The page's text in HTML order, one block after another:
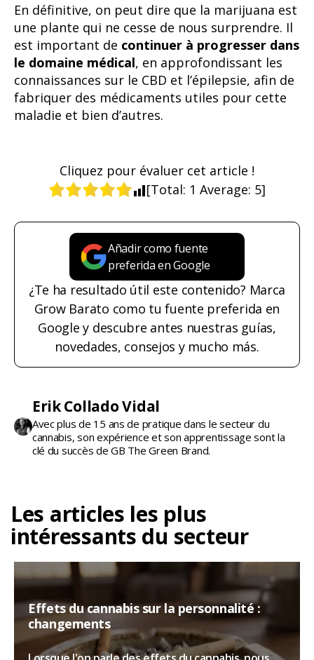
En définitive, on peut dire que la marijuana est
une plante qui ne cesse de nous surprendre. Il
est important de continuer à progresser dans
le domaine médical, en approfondissant les
connaissances sur le CBD et l’épilepsie, afin de
fabriquer des médicaments utiles pour cette
maladie et bien d’autres.
Cliquez pour évaluer cet article !
[Total: 1 Average: 5]
Añadir como fuente
preferida en Google
¿Te ha resultado útil este contenido? Marca
Grow Barato como tu fuente preferida en
Google y descubre antes nuestras guías,
novedades, consejos y mucho más.
Erik Collado Vidal
Avec plus de 15 ans de pratique dans le secteur du
cannabis, son expérience et son apprentissage sont la
clé du succès de GB The Green Brand.
Les articles les plus
intéressants du secteur
Effets du cannabis sur la personnalité :
changements